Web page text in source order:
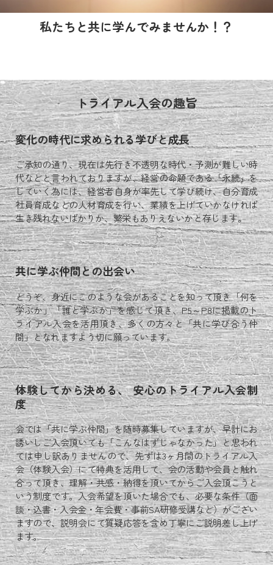
私たちと共に学んでみませんか！？
トライアル入会の趣旨
変化の時代に求められる学びと成長
ご承知の通り、現在は先行き不透明な時代・予測が難しい時
代などと言われておりますが、経営の命題である「永続」を
していく為には、経営者自身が率先して学び続け、自分育成
社員育成などの人材育成を行い、業績を上げていかなければ
生き残れないばかりか、繁栄もありえないかと存じます。
共に学ぶ仲間との出会い
どうぞ、身近にこのような会があることを知って頂き「何を
学ぶか」「誰と学ぶか」を感じて頂き、P5～P8に掲載のト
ライアル入会を活用頂き、多くの方々と「共に学び合う仲
間」となれますよう切に願っています。
体験してから決める、 安心のトライアル入会制
度
会では「共に学ぶ仲間」を随時募集していますが、早計にお
誘いしご入会頂いても「こんなはずじゃなかった」と思われ
ては申し訳ありませんので、先ずは3ヶ月間のトライアル入
会（体験入会）にて特典を活用して、会の活動や会員と触れ
合って頂き、理解・共感・納得を頂いてからご入会頂こうと
いう制度です。入会希望を頂いた場合でも、必要な条件（面
談・込書・入会金・年会費・事前SA研修受講など）がござい
ますので、説明会にて質疑応答を含め丁寧にご説明差し上げ
ます。